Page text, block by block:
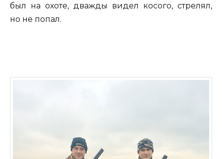
был на охоте, дважды видел косого, стрелял,
но не попал.